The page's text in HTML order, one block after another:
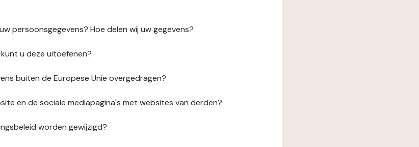
persoonsgegevens? Hoe delen wij uw gegevens?
u deze uitoefenen?
buiten de Europese Unie overgedragen?
en de sociale mediapagina's met websites van derden?
worden gewijzigd?